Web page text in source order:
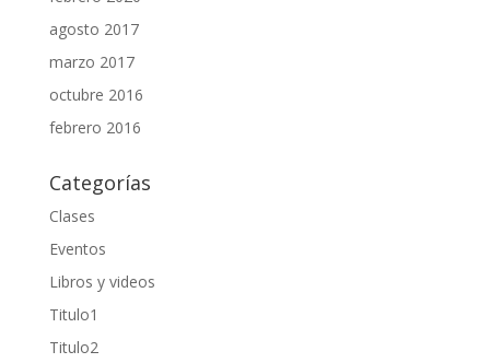
agosto 2017
marzo 2017
octubre 2016
febrero 2016
Categorías
Clases
Eventos
Libros y videos
Titulo1
Titulo2